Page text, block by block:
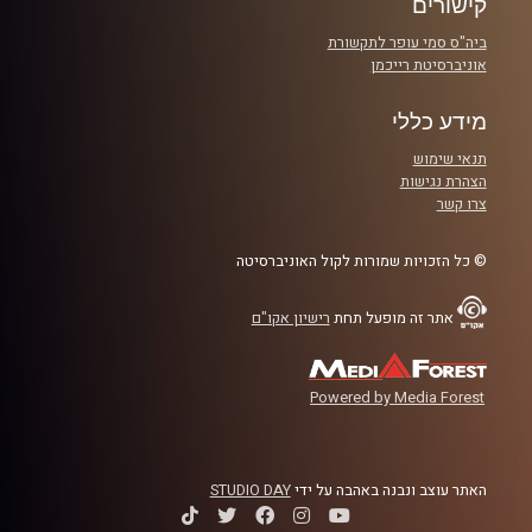
קישורים
ביה"ס סמי עופר לתקשורת
אוניברסיטת רייכמן
מידע כללי
תנאי שימוש
הצהרת נגישות
צרו קשר
© כל הזכויות שמורות לקול האוניברסיטה
אתר זה מופעל תחת רישיון אקו"ם
Powered by Media Forest
האתר עוצב ונבנה באהבה על ידיSTUDIO DAY